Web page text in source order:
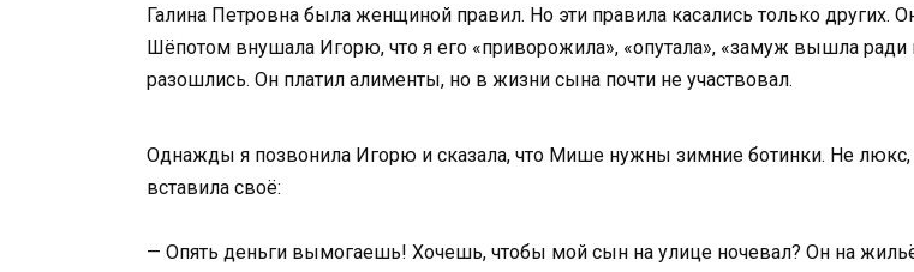
Галина Петровна была женщиной правил. Но эти правила касались только других.
Шёпотом внушала Игорю, что я его «приворожила», «опутала», «замуж вышла
разошлись. Он платил алименты, но в жизни сына почти не участвовал.
Однажды я позвонила Игорю и сказала, что Мише нужны зимние ботинки. Не люкс,
вставила своё:
— Опять деньги вымогаешь! Хочешь, чтобы мой сын на улице ночевал? Он на